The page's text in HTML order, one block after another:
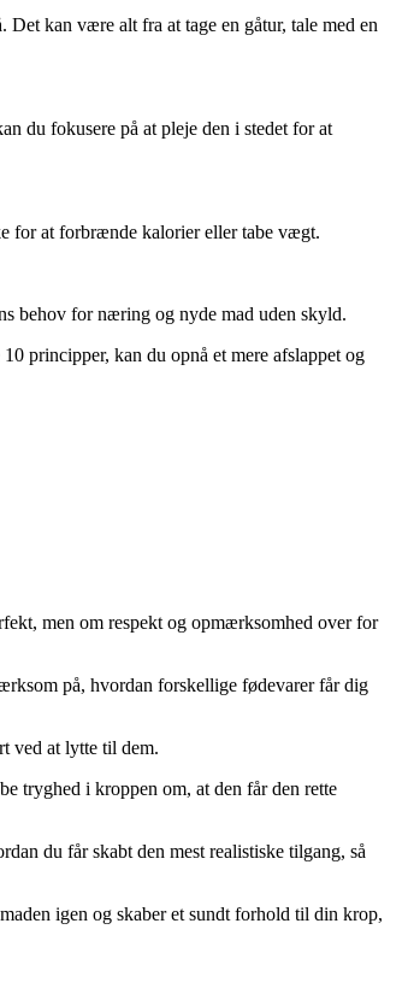
Det kan være alt fra at tage en gåtur, tale med en
du fokusere på at pleje den i stedet for at
for at forbrænde kalorier eller tabe vægt.
behov for næring og nyde mad uden skyld.
principper, kan du opnå et mere afslappet og
men om respekt og opmærksomhed over for
på, hvordan forskellige fødevarer får dig
ved at lytte til dem.
tryghed i kroppen om, at den får den rette
du får skabt den mest realistiske tilgang, så
igen og skaber et sundt forhold til din krop,